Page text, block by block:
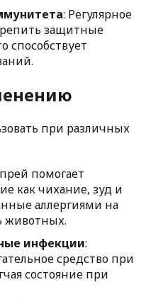
: Регулярное
защитные
способствует
при различных
помогает
как чихание, зуд и
аллергиями на
животных.
инфекции:
средство при
состояние при